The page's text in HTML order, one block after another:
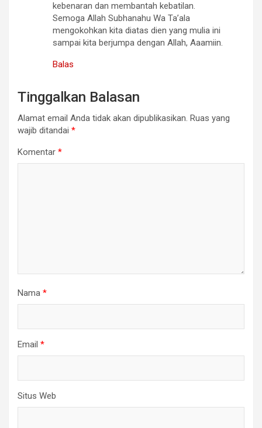
kebenaran dan membantah kebatilan.
Semoga Allah Subhanahu Wa Ta’ala
mengokohkan kita diatas dien yang mulia ini
sampai kita berjumpa dengan Allah, Aaamiin.
Balas
Tinggalkan Balasan
Alamat email Anda tidak akan dipublikasikan. Ruas yang
wajib ditandai *
Komentar *
Nama *
Email *
Situs Web